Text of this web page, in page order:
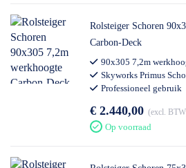
Rolsteiger Schoren
Carbon-Deck
90x305 7,2m
Skyworks Primus
Professioneel gebruik
€ 2.440,00 excl. BTW
Op voorraad